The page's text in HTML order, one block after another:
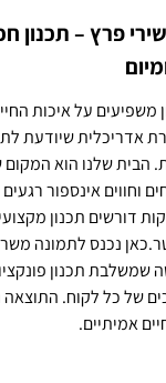
פרץ – תכנון
משפיעים על איכות
אדריכלית שיודעת
הבית שלנו הוא המקום
אינספור רגעים
דורשים תכנון
נכנס לתמונה
תכנון
של כל לקוח. התוצאה
אמיתיים.